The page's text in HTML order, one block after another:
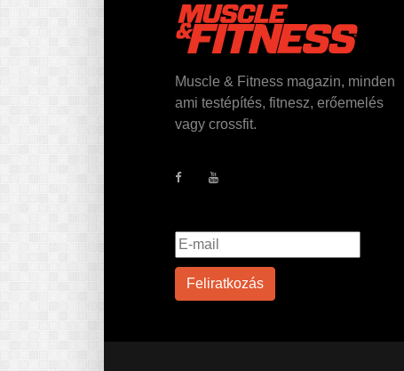
Muscle & Fitness magazin, minden
ami testépítés, fitnesz, erőemelés
vagy crossfit.